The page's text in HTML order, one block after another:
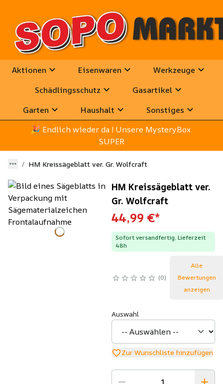
Aktionen Eisenwaren
Werkzeuge
Schädlingsschutz
Gasartikel
Garten
Haushalt
Sonstiges
🎉 Endlich wieder da ! Unsere MysteryBox
SUPER
HM Kreissägeblatt ver. Gr. Wolfcraft
HM Kreissägeblatt ver.
Gr. Wolfcraft
44,99 €*
Sofort versandfertig, Lieferzeit
48h
0
Alle
Bewertungen
anzeigen
Auswahl
Zur Wunschliste hinzufügen